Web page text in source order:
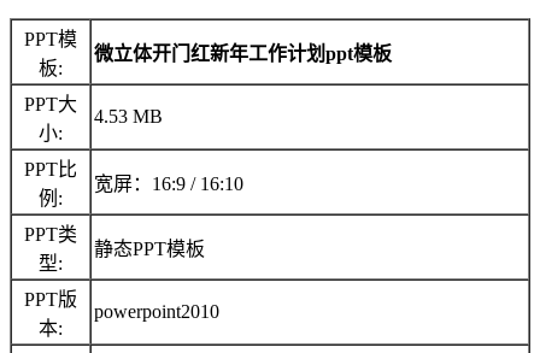
PPT模
板:
微立体开门红新年工作计划ppt模板
PPT大
小:
4.53 MB
PPT比
例:
宽屏：16:9 / 16:10
PPT类
型:
静态PPT模板
PPT版
本:
powerpoint2010